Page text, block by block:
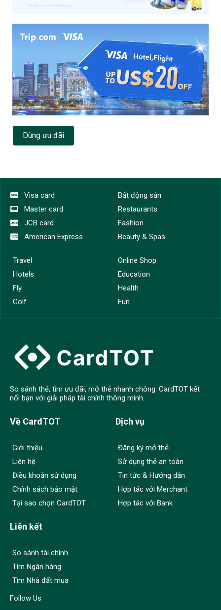
Dùng ưu đãi
Visa card
Master card
JCB card
American Express
Bất động sản
Restaurants
Fashion
Beauty & Spas
Travel
Hotels
Fly
Golf
Online Shop
Education
Health
Fun
So sánh thẻ, tìm ưu đãi, mở thẻ nhanh chóng. CardTOT kết
nối bạn với giải pháp tài chính thông minh.
Về CardTOT
Giới thiệu
Liên hệ
Điều khoản sử dụng
Chính sách bảo mật
Tại sao chọn CardTOT
Dịch vụ
Đăng ký mở thẻ
Sử dụng thẻ an toàn
Tin tức & Hướng dẫn
Hợp tác với Merchant
Hợp tác với Bank
Liên kết
So sánh tài chính
Tìm Ngân hàng
Tìm Nhà đất mua
Follow Us